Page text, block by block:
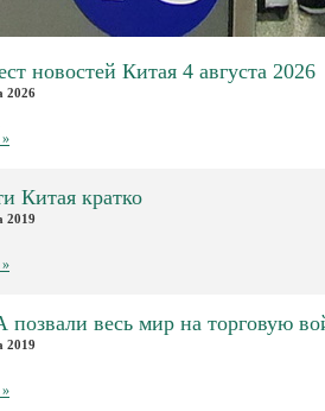
новостей Китая 4 августа 2026
2026
»
Китая кратко
2019
»
весь мир на торговую
2019
»